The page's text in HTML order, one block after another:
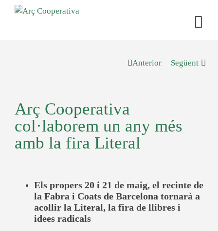
Anterior Següent
Arç Cooperativa
col·laborem un any més
amb la fira Literal
Els propers 20 i 21 de maig, el recinte de
la Fabra i Coats de Barcelona tornarà a
acollir la Literal, la fira de llibres i
idees radicals